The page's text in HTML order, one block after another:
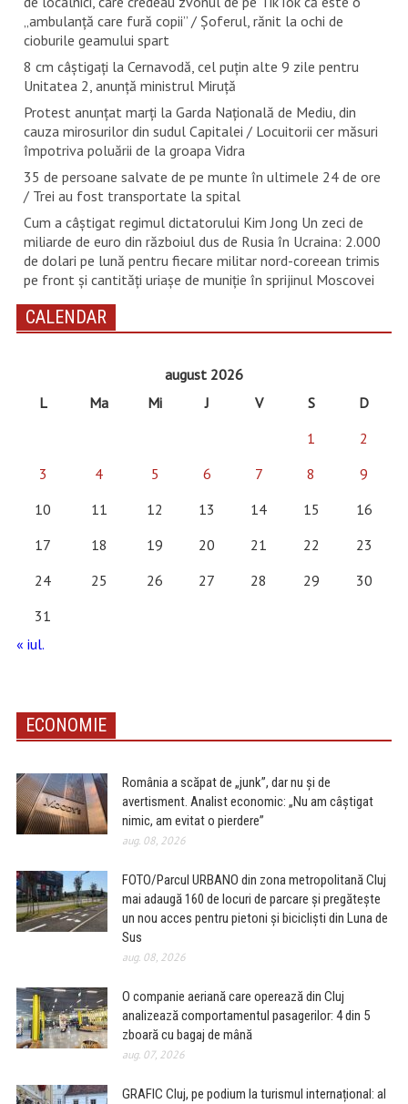
„ambulanță care fură copii” / Șoferul, rănit la ochi de
cioburile geamului spart
8 cm câștigați la Cernavodă, cel puțin alte 9 zile pentru
Unitatea 2, anunță ministrul Miruță
Protest anunțat marți la Garda Națională de Mediu, din
cauza mirosurilor din sudul Capitalei / Locuitorii cer măsuri
împotriva poluării de la groapa Vidra
35 de persoane salvate de pe munte în ultimele 24 de ore
/ Trei au fost transportate la spital
Cum a câștigat regimul dictatorului Kim Jong Un zeci de
miliarde de euro din războiul dus de Rusia în Ucraina: 2.000
de dolari pe lună pentru fiecare militar nord-coreean trimis
pe front și cantități uriașe de muniție în sprijinul Moscovei
CALENDAR
august 2026
L
Ma Mi J V S
D
1
2
3
4 5 6 7 8
9
10
11 12 13 14 15
16
17
18 19 20 21 22
23
24
25 26 27 28 29
30
31
« iul.
ECONOMIE
România a scăpat de „junk”, dar nu și de
avertisment. Analist economic: „Nu am câștigat
nimic, am evitat o pierdere”
aug. 08, 2026
FOTO/Parcul URBANO din zona metropolitană Cluj
mai adaugă 160 de locuri de parcare și pregătește
un nou acces pentru pietoni și bicicliști din Luna de
Sus
aug. 08, 2026
O companie aeriană care operează din Cluj
analizează comportamentul pasagerilor: 4 din 5
zboară cu bagaj de mână
aug. 07, 2026
GRAFIC Cluj, pe podium la turismul internațional: al